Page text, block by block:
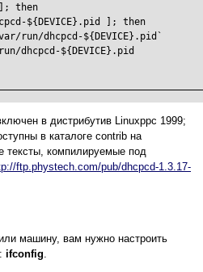
]; then
${DEVICE}.pid ]; then
run/dhcpcd-${DEVICE}.pid`
dhcpcd-${DEVICE}.pid
в дистрибутив Linuxppc 1999;
в каталоге contrib на
тексты, компилируемые под
ftp.phystech.com/pub/dhcpcd-1.3.17-
машину, вам нужно настроить
ifconfig